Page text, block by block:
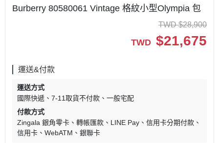
Burberry 80580061 Vintage 格紋小型Olympia 包
TWD $28,900
TWD $21,675
運送&付款
運送方式
國際快遞
7-11取貨不付款
一般宅配
付款方式
Zingala 銀角零卡
轉帳匯款 LINE Pay
信用卡分期付款
信用卡
WebATM 銀聯卡